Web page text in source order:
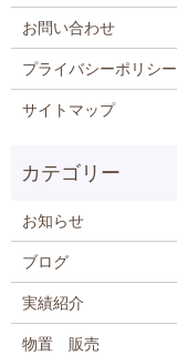
お問い合わせ
プライバシーポリシー
サイトマップ
お知らせ
ブログ
実績紹介
物置 販売